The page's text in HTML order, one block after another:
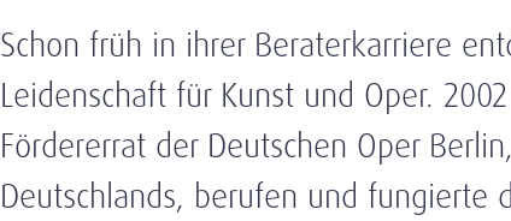
Schon früh in ihrer Beraterkarriere
Leidenschaft für Kunst und Oper.
Fördererrat der Deutschen Oper
Deutschlands, berufen und fungierte